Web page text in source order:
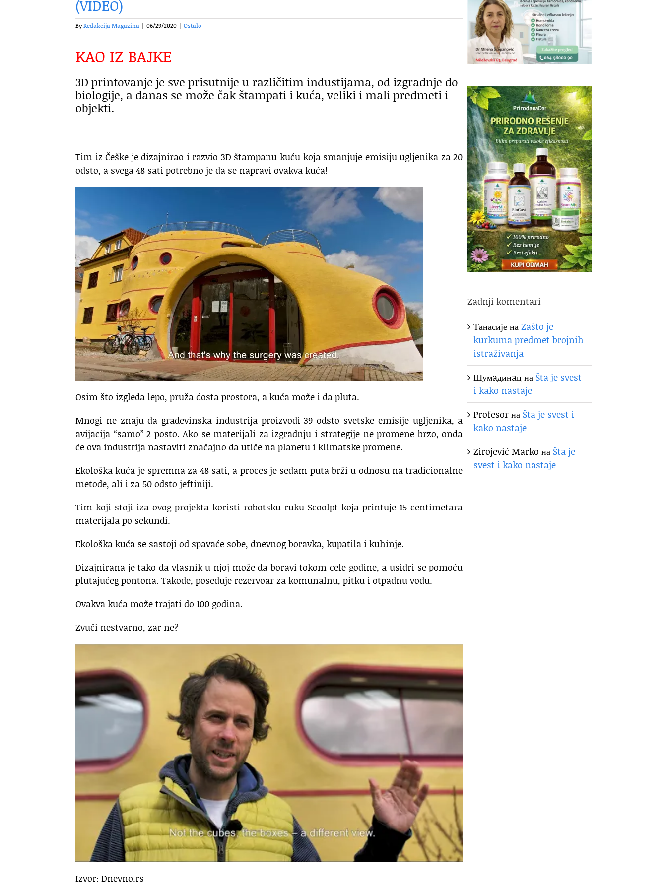
(VIDEO)
ByRedakcija Magazina | 06/29/2020 | Ostalo
KAO IZ BAJKE
3D printovanje je sve prisutnije u različitim industijama, od izgradnje do
biologije, a danas se može čak štampati i kuća, veliki i mali predmeti i
objekti.
Tim iz Češke je dizajnirao i razvio 3D štampanu kuću koja smanjuje emisiju ugljenika za 20
odsto, a svega 48 sati potrebno je da se napravi ovakva kuća!
Osim što izgleda lepo, pruža dosta prostora, a kuća može i da pluta.
Mnogi ne znaju da građevinska industrija proizvodi 39 odsto svetske emisije ugljenika, a
avijacija “samo” 2 posto. Ako se materijali za izgradnju i strategije ne promene brzo, onda
će ova industrija nastaviti značajno da utiče na planetu i klimatske promene.
Ekološka kuća je spremna za 48 sati, a proces je sedam puta brži u odnosu na tradicionalne
metode, ali i za 50 odsto jeftiniji.
Tim koji stoji iza ovog projekta koristi robotsku ruku Scoolpt koja printuje 15 centimetara
materijala po sekundi.
Ekološka kuća se sastoji od spavaće sobe, dnevnog boravka, kupatila i kuhinje.
Dizajnirana je tako da vlasnik u njoj može da boravi tokom cele godine, a usidri se pomoću
plutajućeg pontona. Takođe, poseduje rezervoar za komunalnu, pitku i otpadnu vodu.
Ovakva kuća može trajati do 100 godina.
Zvuči nestvarno, zar ne?
Izvor: Dnevno.rs
Zadnji komentari
ТанасијенаZašto je
kurkuma predmet brojnih
istraživanja
Шумaдинaцна Šta je svest
i kako nastaje
Profesorна Šta je svest i
kako nastaje
Zirojević Marko на Šta je
svest i kako nastaje